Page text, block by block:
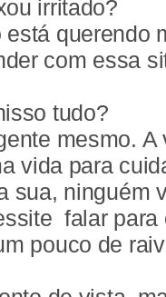
irritado?
querendo
com essa
tudo?
mesmo.
vida para
sua, ninguém
falar para
pouco de